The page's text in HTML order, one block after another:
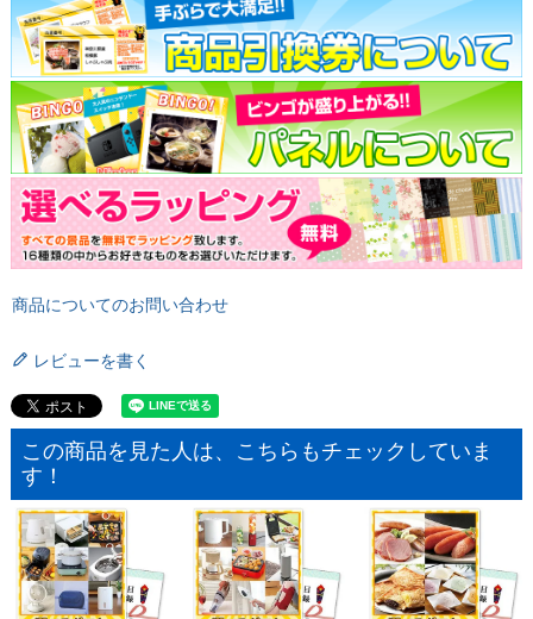
商品についてのお問い合わせ
レビューを書く
この商品を見た人は、こちらもチェックしていま
す！